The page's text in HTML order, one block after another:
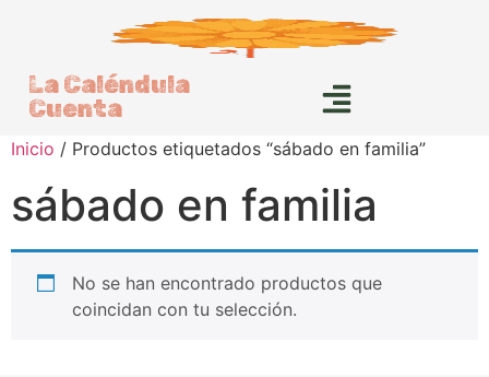
La Caléndula
Cuenta
Inicio / Productos etiquetados “sábado en familia”
sábado en familia
No se han encontrado productos que
coincidan con tu selección.